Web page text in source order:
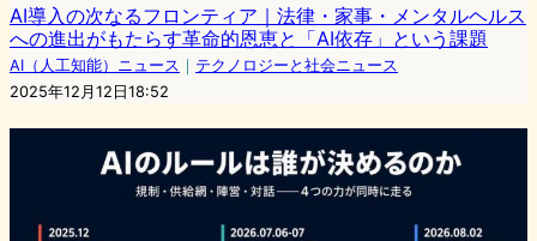
AI導入の次なるフロンティア｜法律・家事・メンタルヘルス
への進出がもたらす革命的恩恵と「AI依存」という課題
AI（人工知能）ニュース ｜ テクノロジーと社会ニュース
2025年12月12日18:52